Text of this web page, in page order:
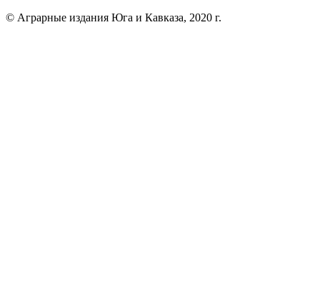
© Аграрные издания Юга и Кавказа, 2020 г.